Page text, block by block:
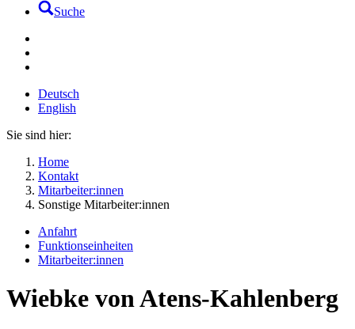
Suche
Deutsch
English
Sie sind hier:
Home
Kontakt
Mitarbeiter:innen
Sonstige Mitarbeiter:innen
Anfahrt
Funktionseinheiten
Mitarbeiter:innen
Wiebke von Atens-Kahlenberg